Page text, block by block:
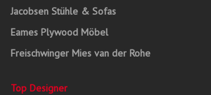
Jacobsen Stühle & Sofas
Eames Plywood Möbel
Freischwinger Mies van der Rohe
Top Designer